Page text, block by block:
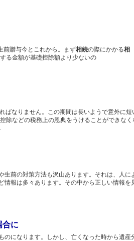
前贈与今とこれから。まず相続の際にかかる相
する金額が基礎控除額より少ないの
ばなりません。この期間は長いようで意外に短
除などの税務上の恩典をうけることができなく
生前の対策方法も沢山あります。それは、人に
情報は多々あります。その中から正しい情報を
合に
のになります。しかし、亡くなった時から遺産